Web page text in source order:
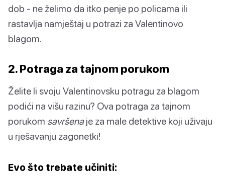
dob - ne želimo da itko penje po policama ili
rastavlja namještaj u potrazi za Valentinovo
blagom.
2. Potraga za tajnom porukom
Želite li svoju Valentinovsku potragu za blagom
podići na višu razinu? Ova potraga za tajnom
porukom savršenaje za male detektive koji uživaju
u rješavanju zagonetki!
Evo što trebate učiniti: